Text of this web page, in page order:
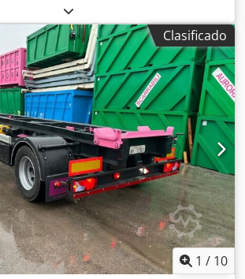
Aajzp Avkszskr El vehículo no ha sido
Posibilidad de entrega en todo el país
Salvo errores e intermediación. Con
su vehículo como parte del pago.
leasing, incluso sin entrada.
¡Estaremos encantados de
Clasificado
1 / 10